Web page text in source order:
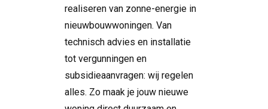
realiseren van zonne-energie in
nieuwbouwwoningen. Van
technisch advies en installatie
tot vergunningen en
subsidieaanvragen: wij regelen
alles. Zo maak je jouw nieuwe